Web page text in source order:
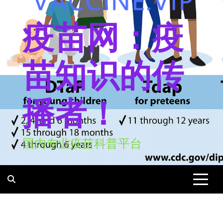
疫苗网：疫
苗知识的传
播者！
国内专业疫苗科普平台